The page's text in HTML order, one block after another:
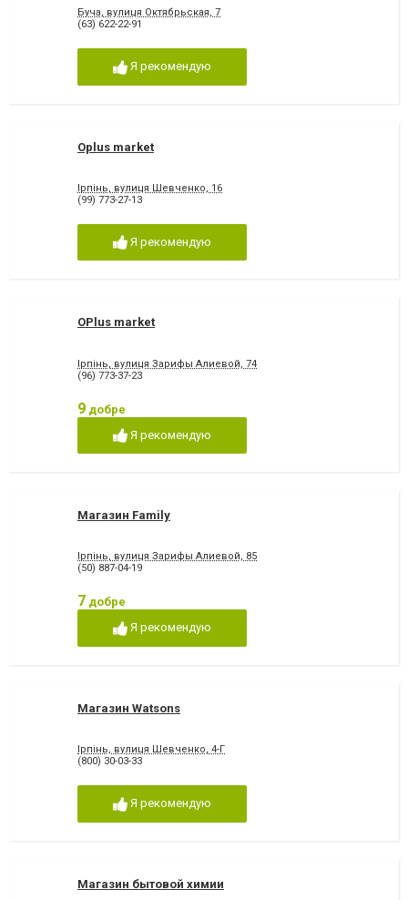
Буча, вулиця Октябрьская, 7
(63) 622-22-91
Я рекомендую
Oplus market
Ірпінь, вулиця Шевченко, 16
(99) 773-27-13
Я рекомендую
OPlus market
Ірпінь, вулиця Зарифы Алиевой, 74
(96) 773-37-23
9 добре
Я рекомендую
Магазин Family
Ірпінь, вулиця Зарифы Алиевой, 85
(50) 887-04-19
7 добре
Я рекомендую
Магазин Watsons
Ірпінь, вулиця Шевченко, 4-Г
(800) 30-03-33
Я рекомендую
Магазин бытовой химии